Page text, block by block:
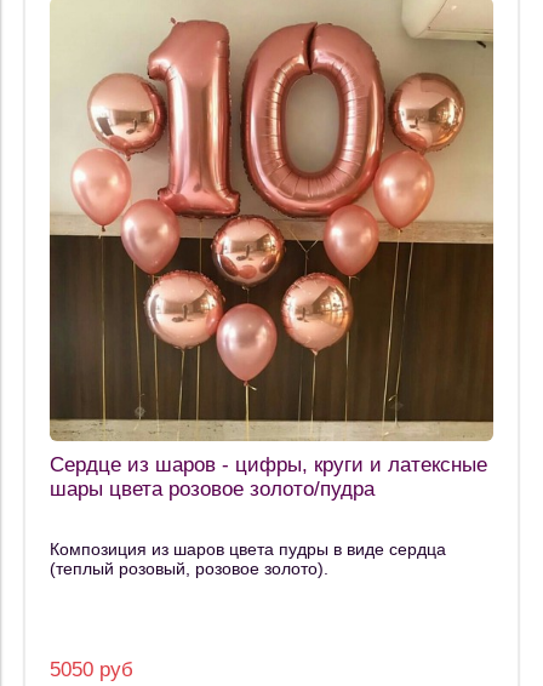
Сердце из шаров - цифры, круги и латексные
шары цвета розовое золото/пудра
Композиция из шаров цвета пудры в виде сердца
(теплый розовый, розовое золото).
5050 руб